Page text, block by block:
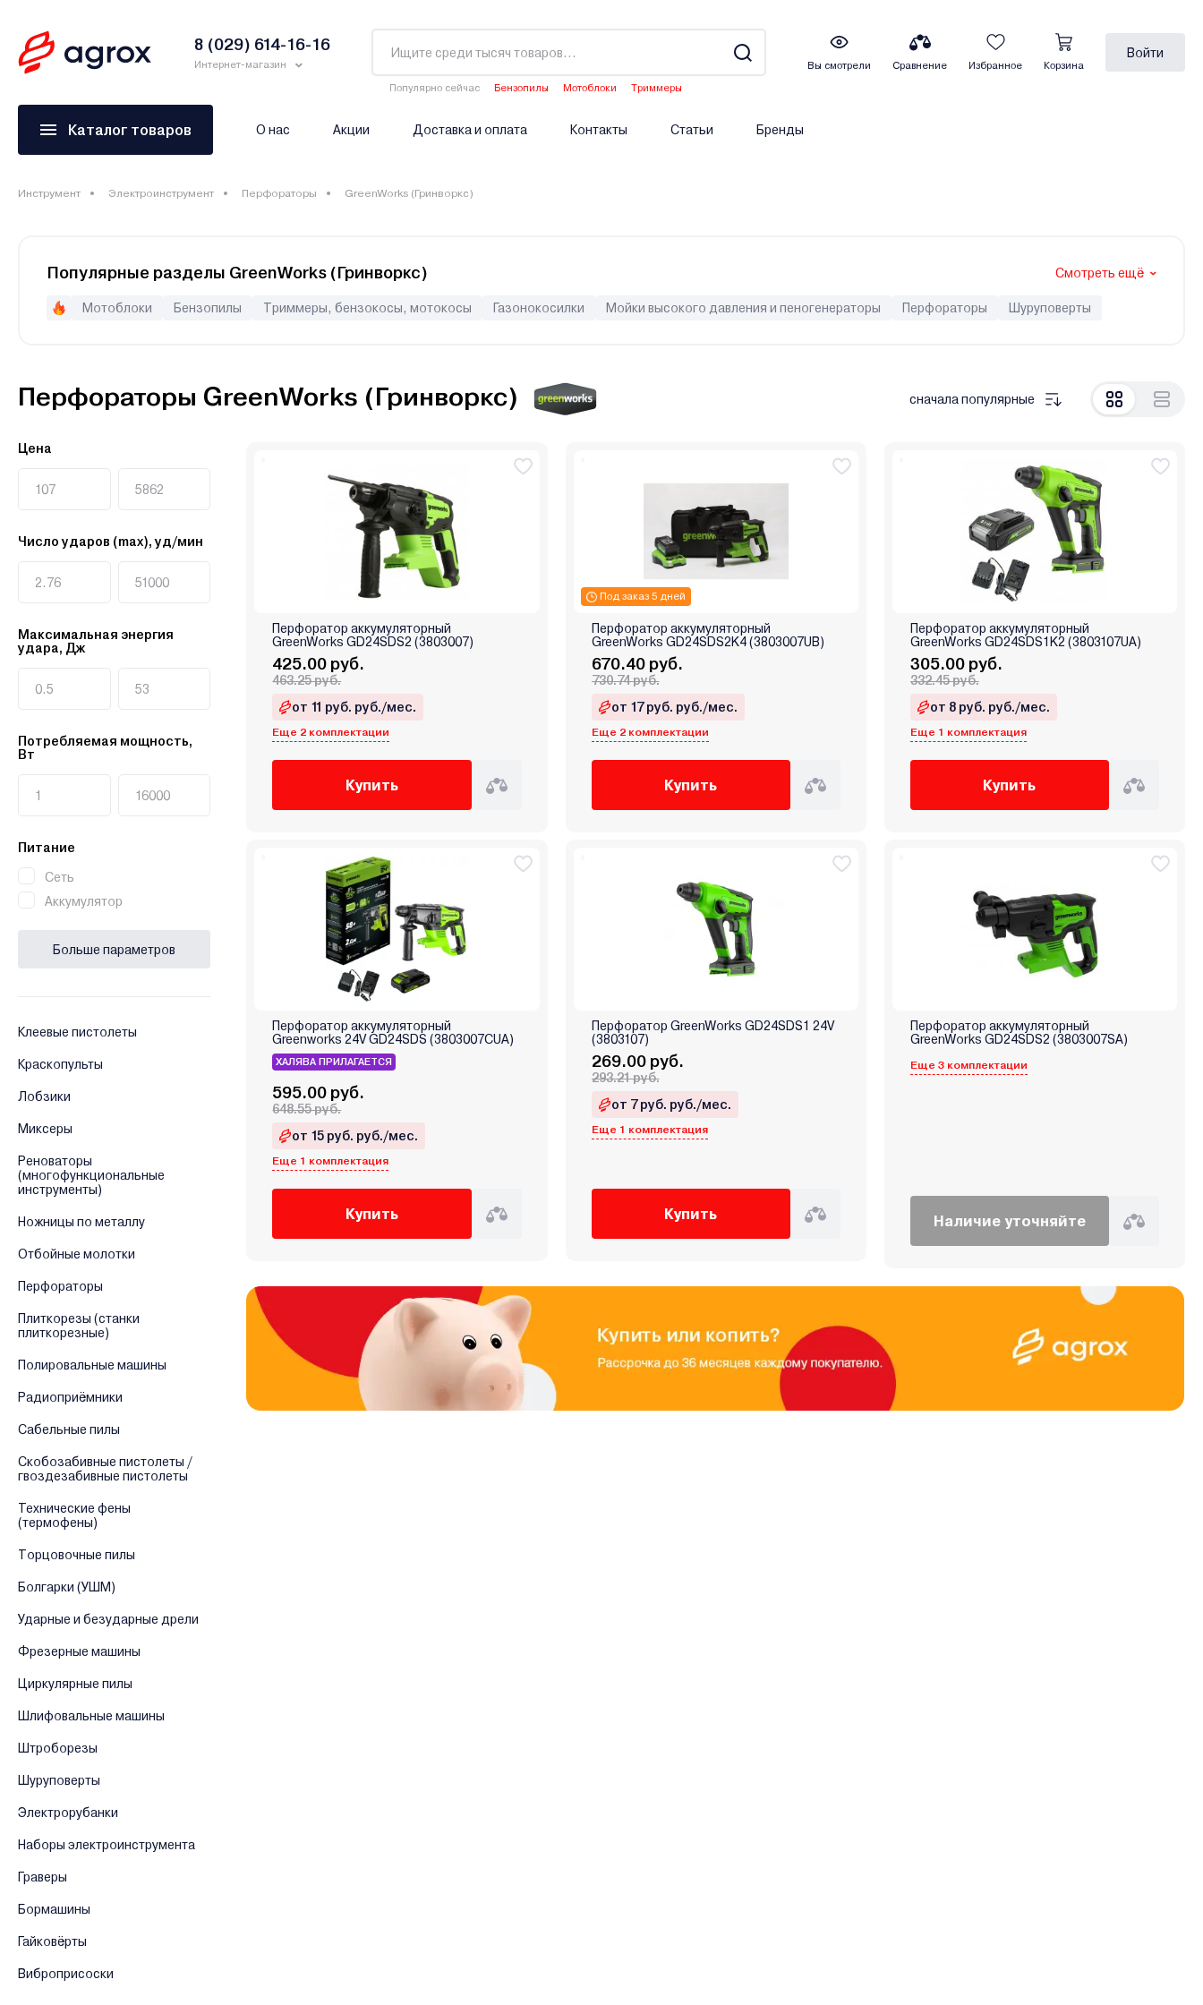
8 (029) 614-16-16
Интернет-магазин
Популярно сейчас Бензопилы Мотоблоки
Триммеры
Вы смотрели Сравнение Избранное Корзина
Войти
Каталог товаров О нас Акции Доставка и оплата Контакты Статьи Бренды
Инструмент Электроинструмент Перфораторы GreenWorks (Гринворкс)
Популярные разделы GreenWorks (Гринворкс) Смотреть ещё
Мотоблоки Бензопилы Триммеры, бензокосы, мотокосы Газонокосилки Мойки высокого давления и пеногенераторы Перфораторы
Шуруповерты
Перфораторы GreenWorks (Гринворкс) сначала популярные
Цена
Число ударов (max), уд/мин
Максимальная энергия
удара, Дж
Потребляемая мощность,
Вт
Питание
Сеть
Аккумулятор
Больше параметров
Клеевые пистолеты
Краскопульты
Лобзики
Миксеры
Реноваторы
(многофункциональные
инструменты)
Ножницы по металлу
Отбойные молотки
Перфораторы
Плиткорезы (станки
плиткорезные)
Полировальные машины
Радиоприёмники
Сабельные пилы
Скобозабивные пистолеты /
гвоздезабивные пистолеты
Технические фены
(термофены)
Торцовочные пилы
Болгарки (УШМ)
Ударные и безударные дрели
Фрезерные машины
Циркулярные пилы
Шлифовальные машины
Штроборезы
Шуруповерты
Электрорубанки
Наборы электроинструмента
Граверы
Бормашины
Гайковёрты
Виброприсоски
Перфоратор аккумуляторный
GreenWorks GD24SDS2 (3803007)
425.00 руб.
463.25 руб.
от 11 руб. руб./мес.
Еще 2 комплектации
Купить
Под заказ 5 дней
Перфоратор аккумуляторный
GreenWorks GD24SDS2K4 (3803007UB)
670.40 руб.
730.74 руб.
от 17 руб. руб./мес.
Еще 2 комплектации
Купить
Перфоратор аккумуляторный
GreenWorks GD24SDS1K2 (3803107UA)
305.00 руб.
332.45 руб.
от 8 руб. руб./мес.
Еще 1 комплектация
Купить
Перфоратор аккумуляторный
Greenworks 24V GD24SDS (3803007CUA)
ХАЛЯВА ПРИЛАГАЕТСЯ
595.00 руб.
648.55 руб.
от 15 руб. руб./мес.
Еще 1 комплектация
Купить
Перфоратор GreenWorks GD24SDS1 24V
(3803107)
269.00 руб.
293.21 руб.
от 7 руб. руб./мес.
Еще 1 комплектация
Купить
Перфоратор аккумуляторный
GreenWorks GD24SDS2 (3803007SA)
Еще 3 комплектации
Наличие уточняйте